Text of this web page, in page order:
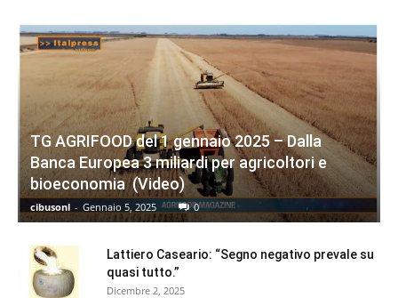
TG AGRIFOOD del 1 gennaio 2025 – Dalla
Banca Europea 3 miliardi per agricoltori e
bioeconomia (Video)
cibusonl - Gennaio 5, 2025 0
Lattiero Caseario: “Segno negativo prevale su
quasi tutto.”
Dicembre 2, 2025